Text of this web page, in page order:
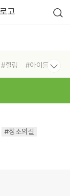
#힐링
#아이들
#창조의길